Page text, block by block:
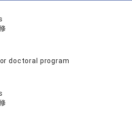
doctoral program